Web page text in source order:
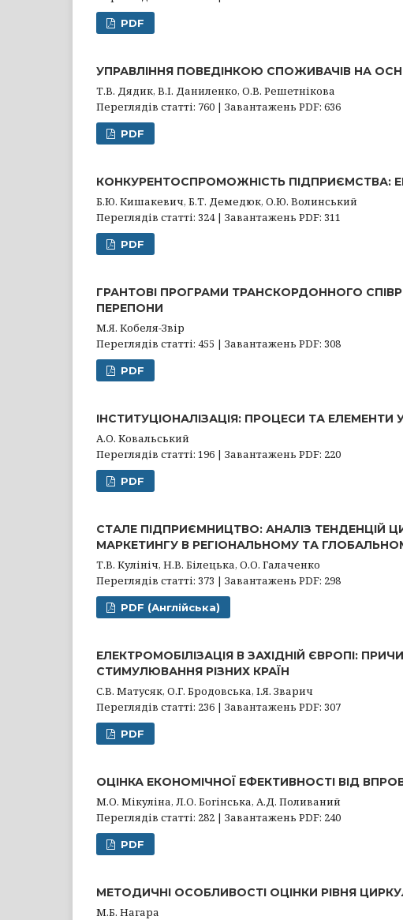
PDF
УПРАВЛІННЯ ПОВЕДІНКОЮ СПОЖИВАЧІВ НА
Т.В. Дядик, В.І. Даниленко, О.В. Решетнікова
Переглядів статті: 760 | Завантажень PDF: 636
PDF
КОНКУРЕНТОСПРОМОЖНІСТЬ ПІДПРИЄМСТВА:
Б.Ю. Кишакевич, Б.Т. Демедюк, О.Ю. Волинський
Переглядів статті: 324 | Завантажень PDF: 311
PDF
ГРАНТОВІ ПРОГРАМИ ТРАНСКОРДОННОГО
ПЕРЕПОНИ
М.Я. Кобеля-Звір
Переглядів статті: 455 | Завантажень PDF: 308
PDF
ІНСТИТУЦІОНАЛІЗАЦІЯ: ПРОЦЕСИ ТА ЕЛЕМЕНТИ
А.О. Ковальський
Переглядів статті: 196 | Завантажень PDF: 220
PDF
СТАЛЕ ПІДПРИЄМНИЦТВО: АНАЛІЗ ТЕНДЕНЦІЙ
МАРКЕТИНГУ В РЕГІОНАЛЬНОМУ ТА
Т.В. Кулініч, Н.В. Білецька, О.О. Галаченко
Переглядів статті: 373 | Завантажень PDF: 298
PDF (Англійська)
ЕЛЕКТРОМОБІЛІЗАЦІЯ В ЗАХІДНІЙ ЄВРОПІ:
СТИМУЛЮВАННЯ РІЗНИХ КРАЇН
С.В. Матусяк, О.Г. Бродовська, І.Я. Зварич
Переглядів статті: 236 | Завантажень PDF: 307
PDF
ОЦІНКА ЕКОНОМІЧНОЇ ЕФЕКТИВНОСТІ ВІД
М.О. Мікуліна, Л.О. Богінська, А.Д. Поливаний
Переглядів статті: 282 | Завантажень PDF: 240
PDF
МЕТОДИЧНІ ОСОБЛИВОСТІ ОЦІНКИ РІВНЯ
М.Б. Нагара